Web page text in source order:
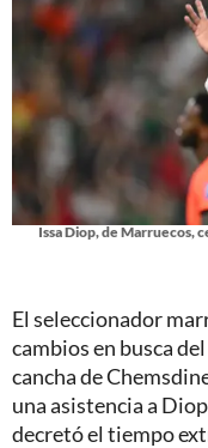
Issa Diop, de Marruecos,
El seleccionador
cambios en busca
cancha de
una asistencia a
decretó el tiempo